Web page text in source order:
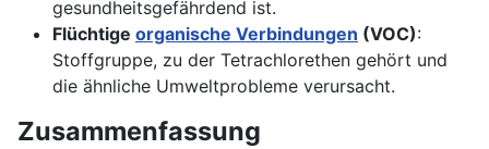
gesundheitsgefährdend ist.
Flüchtige organische Verbindungen (VOC):
Stoffgruppe, zu der Tetrachlorethen gehört und
die ähnliche Umweltprobleme verursacht.
Zusammenfassung